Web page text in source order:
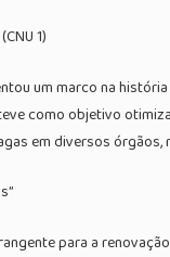
1)
um marco na
como objetivo
em diversos
para a